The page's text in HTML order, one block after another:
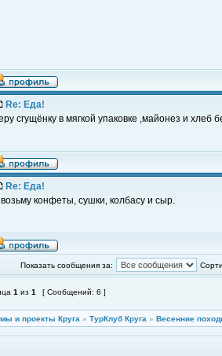
Re: Еда!
сгущёнку в мягкой упаковке ,майонез и хлеб
Re: Еда!
конфеты, сушки, колбасу и сыр.
Показать сообщения за:
1 из 1 [ Сообщений: 6 ]
и проекты Круга » ТурКлуб Круга » Весенние